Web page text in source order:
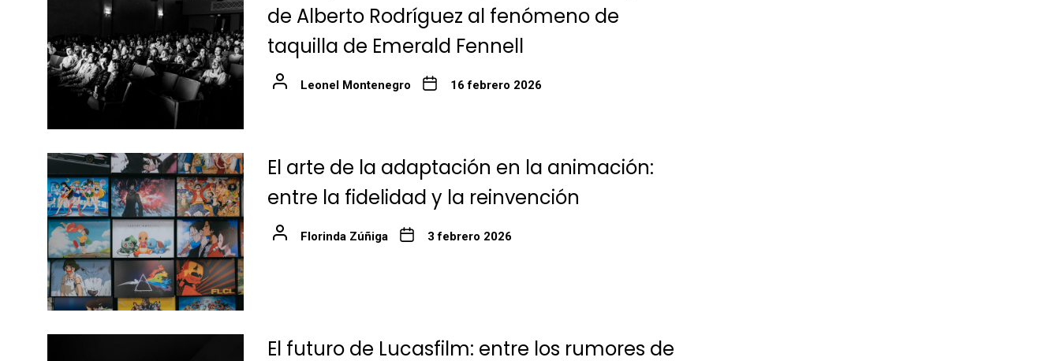
de Alberto Rodríguez al fenómeno de
taquilla de Emerald Fennell
Leonel Montenegro 16 febrero 2026
El arte de la adaptación en la animación:
entre la fidelidad y la reinvención
Florinda Zúñiga 3 febrero 2026
El futuro de Lucasfilm: entre los rumores de